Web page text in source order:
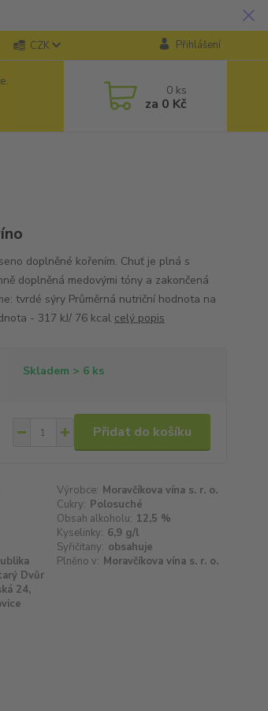
CZK Přihlášení
0 ks
za 0 Kč
doplněné kořením. Chuť je plná s
doplněná medovými tóny a zakončená
tvrdé sýry Průměrná nutriční hodnota na
- 317 kJ/ 76 kcal celý popis
Skladem > 6 ks
Přidat do košíku
Výrobce: Moravčíkova vína s. r. o.
Cukry: Polosuché
Obsah alkoholu: 12,5 %
Kyselinky: 6,9 g/l
Syřičitany: obsahuje
Plněno v: Moravčíkova vína s. r. o.
Dvůr
24,